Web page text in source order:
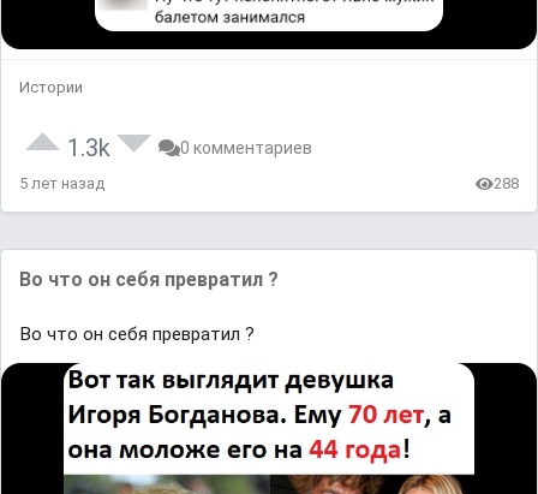
Истории
1.3k 0 комментариев
5 лет назад 288
Во что он себя превратил ?
Во что он себя превратил ?